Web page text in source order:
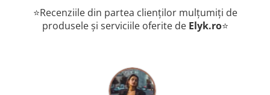
⭐Recenziile din partea clienților mulțumiți de
produsele și serviciile oferite de Elyk.ro⭐